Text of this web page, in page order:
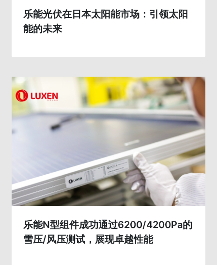
乐能光伏在日本太阳能市场：引领太阳
能的未来
乐能N型组件成功通过6200/4200Pa的
雪压/风压测试，展现卓越性能